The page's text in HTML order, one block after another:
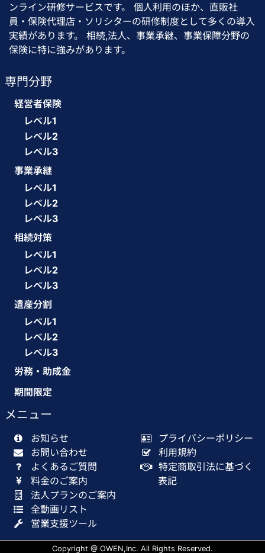
ンライン研修サービスです。 個人利用のほか、直販社
員・保険代理店・ソリシターの研修制度として多くの導入
実績があります。 相続,法人、事業承継、事業保障分野の
保険に特に強みがあります。
専門分野
経営者保険
レベル1
レベル2
レベル3
事業承継
レベル1
レベル2
レベル3
相続対策
レベル1
レベル2
レベル3
遺産分割
レベル1
レベル2
レベル3
労務・助成金
期間限定
メニュー
お知らせ
お問い合わせ
よくあるご質問
料金のご案内
法人プランのご案内
全動画リスト
営業支援ツール
プライバシーポリシー
利用規約
特定商取引法に基づく
表記
Copyright @ OWEN,Inc. All Rights Reserved.